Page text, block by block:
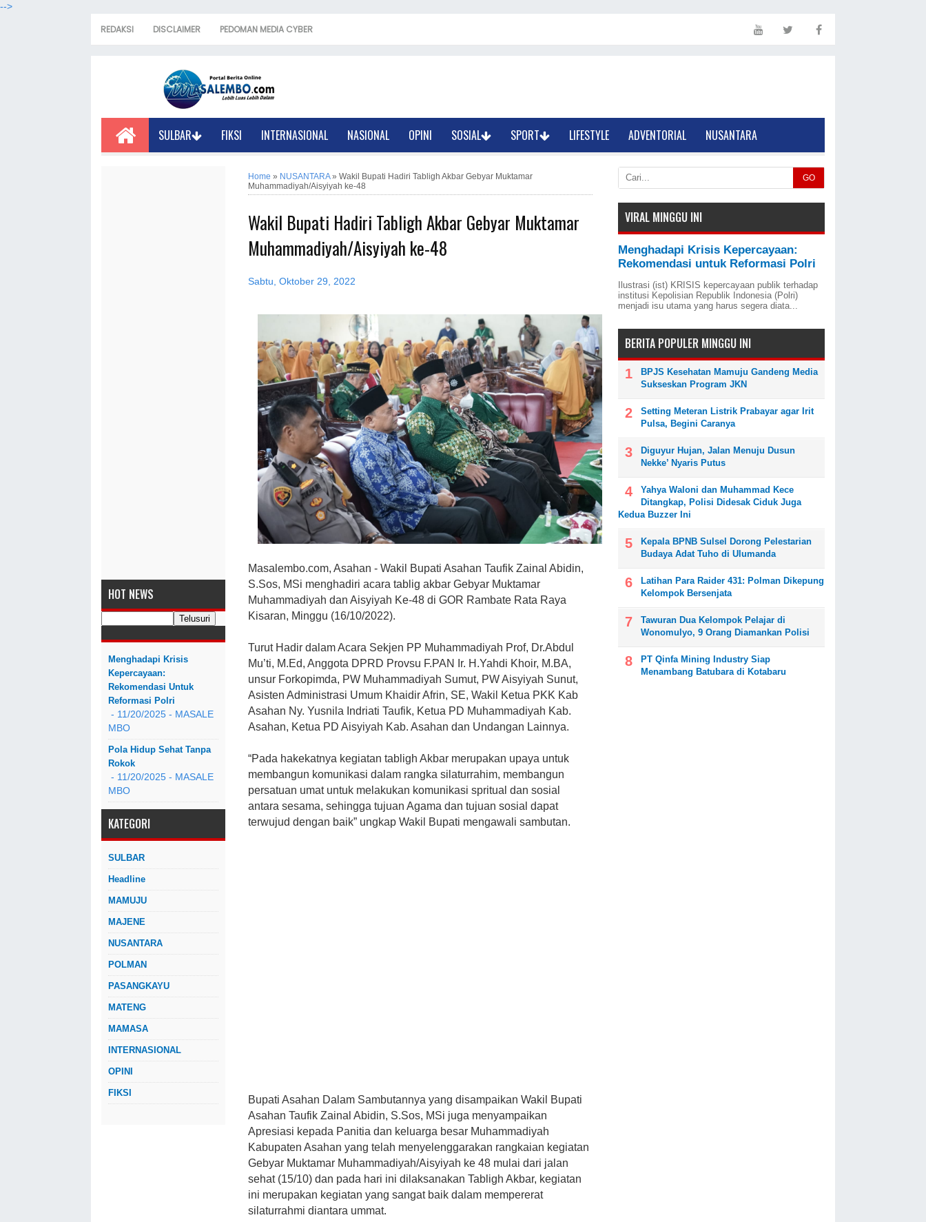
-->
REDAKSI DISCLAIMER PEDOMAN MEDIA CYBER
SULBAR FIKSI INTERNASIONAL NASIONAL OPINI SOSIAL SPORT LIFESTYLE ADVENTORIAL NUSANTARA
HOT NEWS
Menghadapi Krisis
Kepercayaan:
Rekomendasi Untuk
Reformasi Polri
- 11/20/2025 - MASALE
MBO
Pola Hidup Sehat Tanpa
Rokok
- 11/20/2025 - MASALE
MBO
KATEGORI
SULBAR
Headline
MAMUJU
MAJENE
NUSANTARA
POLMAN
PASANGKAYU
MATENG
MAMASA
INTERNASIONAL
OPINI
FIKSI
Home » NUSANTARA» Wakil Bupati Hadiri Tabligh Akbar Gebyar Muktamar
Muhammadiyah/Aisyiyah ke-48
Wakil Bupati Hadiri Tabligh Akbar Gebyar Muktamar
Muhammadiyah/Aisyiyah ke-48
Sabtu, Oktober 29, 2022
Masalembo.com, Asahan - Wakil Bupati Asahan Taufik Zainal Abidin,
S.Sos, MSi menghadiri acara tablig akbar Gebyar Muktamar
Muhammadiyah dan Aisyiyah Ke-48 di GOR Rambate Rata Raya
Kisaran, Minggu (16/10/2022).
Turut Hadir dalam Acara Sekjen PP Muhammadiyah Prof, Dr.Abdul
Mu’ti, M.Ed, Anggota DPRD Provsu F.PAN Ir. H.Yahdi Khoir, M.BA,
unsur Forkopimda, PW Muhammadiyah Sumut, PW Aisyiyah Sunut,
Asisten Administrasi Umum Khaidir Afrin, SE, Wakil Ketua PKK Kab
Asahan Ny. Yusnila Indriati Taufik, Ketua PD Muhammadiyah Kab.
Asahan, Ketua PD Aisyiyah Kab. Asahan dan Undangan Lainnya.
“Pada hakekatnya kegiatan tabligh Akbar merupakan upaya untuk
membangun komunikasi dalam rangka silaturrahim, membangun
persatuan umat untuk melakukan komunikasi spritual dan sosial
antara sesama, sehingga tujuan Agama dan tujuan sosial dapat
terwujud dengan baik” ungkap Wakil Bupati mengawali sambutan.
Bupati Asahan Dalam Sambutannya yang disampaikan Wakil Bupati
Asahan Taufik Zainal Abidin, S.Sos, MSi juga menyampaikan
Apresiasi kepada Panitia dan keluarga besar Muhammadiyah
Kabupaten Asahan yang telah menyelenggarakan rangkaian kegiatan
Gebyar Muktamar Muhammadiyah/Aisyiyah ke 48 mulai dari jalan
sehat (15/10) dan pada hari ini dilaksanakan Tabligh Akbar, kegiatan
ini merupakan kegiatan yang sangat baik dalam mempererat
silaturrahmi diantara ummat.
GO
VIRAL MINGGU INI
Menghadapi Krisis Kepercayaan:
Rekomendasi untuk Reformasi Polri
Ilustrasi (ist) KRISIS kepercayaan publik terhadap
institusi Kepolisian Republik Indonesia (Polri)
menjadi isu utama yang harus segera diata...
BERITA POPULER MINGGU INI
BPJS Kesehatan Mamuju Gandeng Media
Sukseskan Program JKN
Setting Meteran Listrik Prabayar agar Irit
Pulsa, Begini Caranya
Diguyur Hujan, Jalan Menuju Dusun
Nekke’ Nyaris Putus
Yahya Waloni dan Muhammad Kece
Ditangkap, Polisi Didesak Ciduk Juga
Kedua Buzzer Ini
Kepala BPNB Sulsel Dorong Pelestarian
Budaya Adat Tuho di Ulumanda
Latihan Para Raider 431: Polman Dikepung
Kelompok Bersenjata
Tawuran Dua Kelompok Pelajar di
Wonomulyo, 9 Orang Diamankan Polisi
PT Qinfa Mining Industry Siap
Menambang Batubara di Kotabaru